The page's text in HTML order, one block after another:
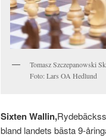
Tomasz Szczepanowski
Foto: Lars OA Hedlund
Sixten Wallin,
bland landets bästa 9-